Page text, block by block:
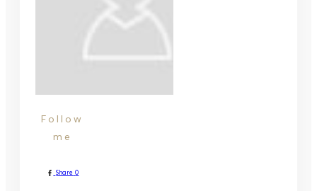
Follow
me
Share 0